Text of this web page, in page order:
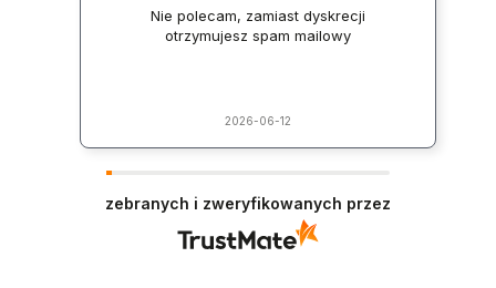
Nie polecam, zamiast dyskrecji
otrzymujesz spam mailowy
2026-06-12
zebranych i zweryfikowanych przez